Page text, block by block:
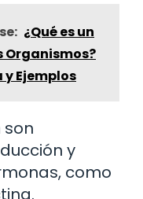
¿Qué es un
Organismos?
Ejemplos
y
como